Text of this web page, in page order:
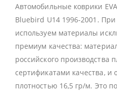
Автомобильные коврики
Bluebird U14 1996-2001.
используем материалы
премиум качества:
российского производства
сертификатами качества, и
плотностью 16,5 гр/м. Это